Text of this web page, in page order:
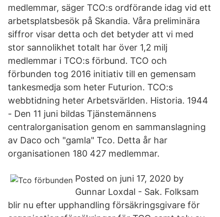
medlemmar, säger TCO:s ordförande idag vid ett
arbetsplatsbesök på Skandia. Våra preliminära
siffror visar detta och det betyder att vi med
stor sannolikhet totalt har över 1,2 milj
medlemmar i TCO:s förbund. TCO och
förbunden tog 2016 initiativ till en gemensam
tankesmedja som heter Futurion. TCO:s
webbtidning heter Arbetsvärlden. Historia. 1944
- Den 11 juni bildas Tjänstemännens
centralorganisation genom en sammanslagning
av Daco och "gamla" Tco. Detta år har
organisationen 180 427 medlemmar.
Posted on juni 17, 2020 by
Gunnar Loxdal - Sak. Folksam
blir nu efter upphandling försäkringsgivare för